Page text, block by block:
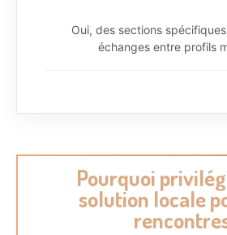
Oui, des sections
échanges entre profils
Pourquoi
solution locale